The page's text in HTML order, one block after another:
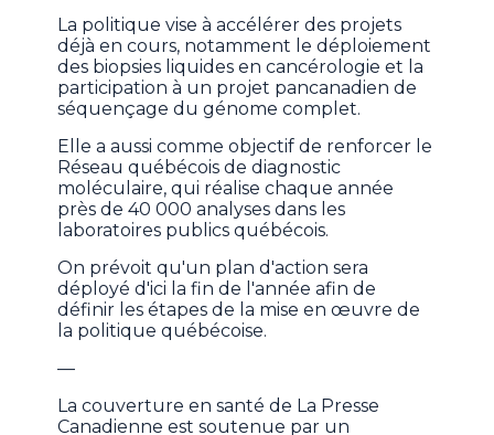
La politique vise à accélérer des projets
déjà en cours, notamment le déploiement
des biopsies liquides en cancérologie et la
participation à un projet pancanadien de
séquençage du génome complet.
Elle a aussi comme objectif de renforcer le
Réseau québécois de diagnostic
moléculaire, qui réalise chaque année
près de 40 000 analyses dans les
laboratoires publics québécois.
On prévoit qu'un plan d'action sera
déployé d'ici la fin de l'année afin de
définir les étapes de la mise en œuvre de
la politique québécoise.
—
La couverture en santé de La Presse
Canadienne est soutenue par un